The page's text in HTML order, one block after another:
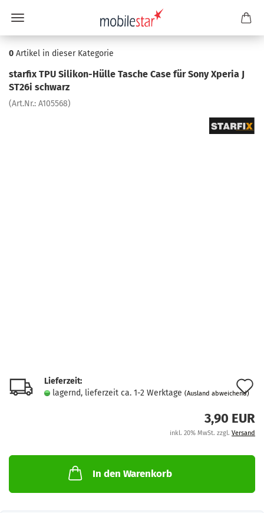
0 Artikel in dieser Kategorie
star­fix TPU Silikon-​Hülle Ta­sche Case für Sony Xpe­ria J
ST26i schwarz
(Art.Nr.: A105568)
Lieferzeit:
lagernd, lieferzeit ca. 1-2 Werktage (Ausland abweichend)
3,90 EUR
inkl. 20% MwSt. zzgl. Versand
In den Warenkorb